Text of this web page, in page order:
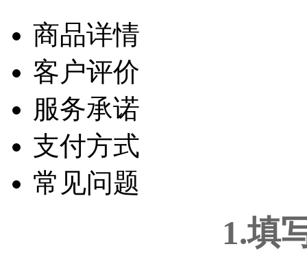
商品详情
客户评价
服务承诺
支付方式
常见问题
1.填